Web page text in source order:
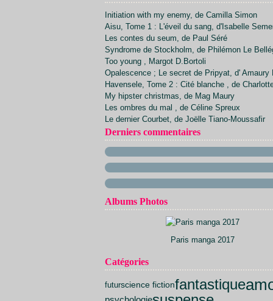
Avril(7)
Mars (1)
Février(2)
Juillet(20)
Juin(24)
Mai(17)
Avril(13)
Mars(9)
Février (9)
Janvier(11)
Septembre(23)
Août(26)
Juillet(30)
Juin(21)
Mai(29)
Avril(30)
Mars(32)
Février(40)
Janvier (33)
Octobre(34)
Septembre(20)
Août(23)
Juillet(23)
Juin(14)
Mai(15)
Avril(12)
Mars(11)
Février(10)
Janvier(15)
Novembre(21)
Octobre(22)
Septembre(28)
Août(5)
Initiation with my enemy, de Camilla Simon
Aisu, Tome 1 : L'éveil du sang, d'Isabelle
Les contes du seum, de Paul Séré
Syndrome de Stockholm, de Philémon Le
Too young , Margot D.Bortoli
Opalescence ; Le secret de Pripyat, d' Amaury
Havensele, Tome 2 : Cité blanche , de
My hipster christmas, de Mag Maury
Les ombres du mal , de Céline Spreux
Le dernier Courbet, de Joëlle Tiano-Moussafir
Derniers commentaires
Albums Photos
Paris manga 2017
Catégories
futurscience fictionfantastique